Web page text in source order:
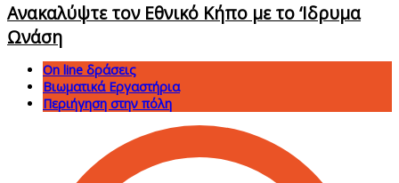
Ανακαλύψτε τον Εθνικό Κήπο με το ‘Ιδρυμα
Ωνάση
On line δράσεις
Βιωματικά Εργαστήρια
Περιήγηση στην πόλη